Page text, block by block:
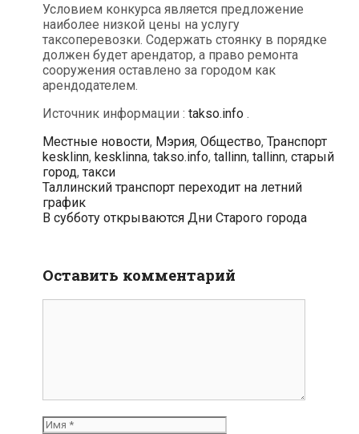
Условием конкурса является предложение
наиболее низкой цены на услугу
таксоперевозки. Содержать стоянку в порядке
должен будет арендатор, а право ремонта
сооружения оставлено за городом как
арендодателем.
Источник информации : takso.info .
Рубрики
Местные новости, Мэрия, Общество, Транспорт
kesklinn, kesklinna, takso.info, tallinn, tallinn, старый
город, такси
Навигация
по
записям
Таллинский транспорт переходит на летний
график
В субботу открываются Дни Старого города
Оставить комментарий
Имя